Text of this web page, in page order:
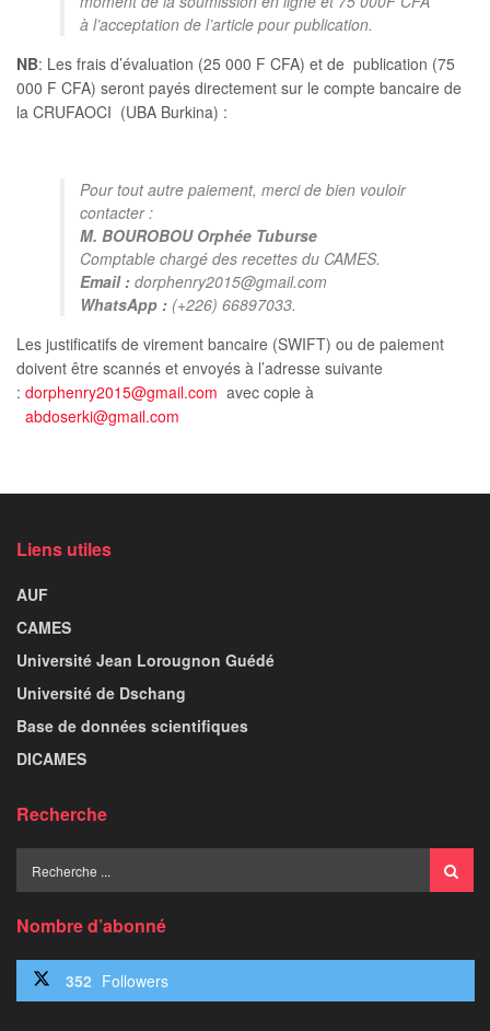
à l’acceptation de l’article pour publication.
NB: Les frais d’évaluation (25 000 F CFA) et de publication (75
000 F CFA) seront payés directement sur le compte bancaire de
la CRUFAOCI (UBA Burkina) :
Pour tout autre paiement, merci de bien vouloir
contacter :
M. BOUROBOU Orphée Tuburse
Comptable chargé des recettes du CAMES.
Email : dorphenry2015@gmail.com
WhatsApp : (+226) 66897033.
Les justificatifs de virement bancaire (SWIFT) ou de paiement
doivent être scannés et envoyés à l’adresse suivante
: dorphenry2015@gmail.com avec copie à
abdoserki@gmail.com
Liens utiles
AUF
CAMES
Université Jean Lorougnon Guédé
Université de Dschang
Base de données scientifiques
DICAMES
Recherche
Nombre d’abonné
352 Followers